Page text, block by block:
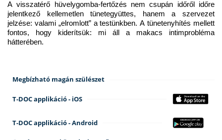
A visszatérő hüvelygomba-fertőzés nem csupán időről időre
jelentkező kellemetlen tünetegyüttes, hanem a szervezet
jelzése: valami „elromlott” a testünkben. A tünetenyhítés mellett
fontos, hogy kiderítsük: mi áll a makacs intimprobléma
hátterében.
Megbízható magán szülészet
T-DOC applikáció - iOS
T-DOC applikáció - Android